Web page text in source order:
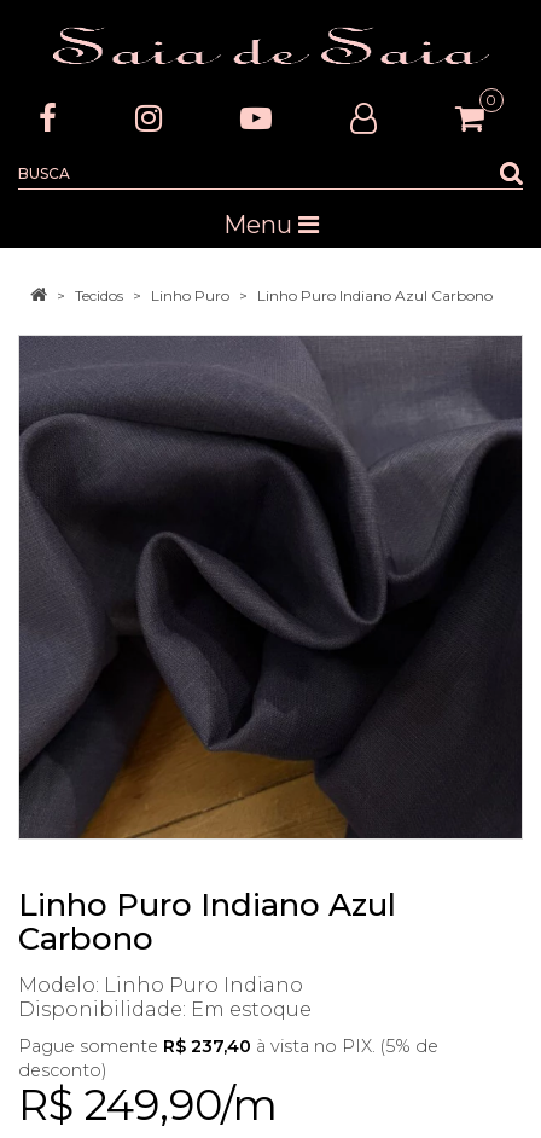
0
Menu
Tecidos Linho Puro Linho Puro Indiano Azul Carbono
Linho Puro Indiano Azul
Carbono
Modelo: Linho Puro Indiano
Disponibilidade: Em estoque
R$ 249,90/m
Pague somente R$ 237,40 à vista no PIX. (5% de
desconto)